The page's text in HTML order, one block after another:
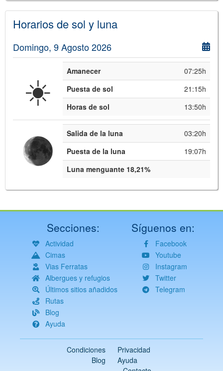
©
Institut Cartogràfic i Geològic de
Catalunya
Horarios de sol y luna
Domingo, 9 Agosto 2026
☀️ Amanecer
07:25h
Puesta de sol
21:15h
Horas de sol
13:50h
Salida de la luna
03:20h
Puesta de la luna
19:07h
Luna menguante 18,21%
Secciones:
Actividad
Cimas
Vias Ferratas
Albergues y refugios
Últimos sitios añadidos
Rutas
Blog
Ayuda
Síguenos en:
Facebook
Youtube
Instagram
Twitter
Telegram
Condiciones
Privacidad
Blog
Ayuda